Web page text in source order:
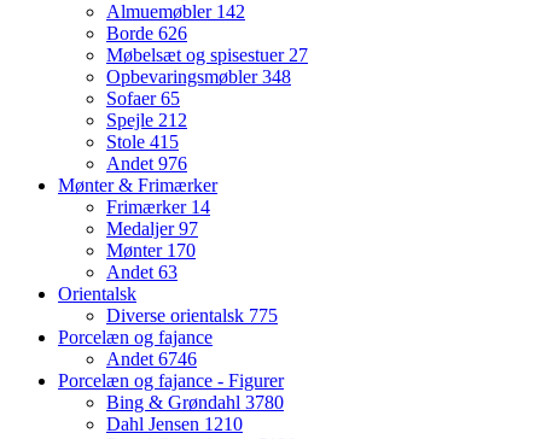
Almuemøbler 142
Borde 626
Møbelsæt og spisestuer27
Opbevaringsmøbler348
Sofaer65
Spejle 212
Stole 415
Andet976
Mønter & Frimærker
Frimærker 14
Medaljer97
Mønter 170
Andet63
Orientalsk
Diverse orientalsk 775
Porcelæn og fajance
Andet6746
Porcelæn og fajance - Figurer
Bing & Grøndahl 3780
Dahl Jensen 1210